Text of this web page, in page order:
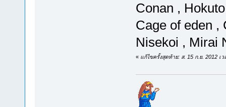
Conan ,
Cage of eden ,
Nisekoi ,
« แก้ไขครั้งสุดท้าย: ส. 15 ก.ย. 2012 เ